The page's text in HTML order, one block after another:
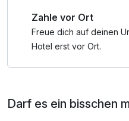
Zahle vor Ort
Freue dich auf deinen
Hotel erst vor Ort.
Darf es ein bisschen